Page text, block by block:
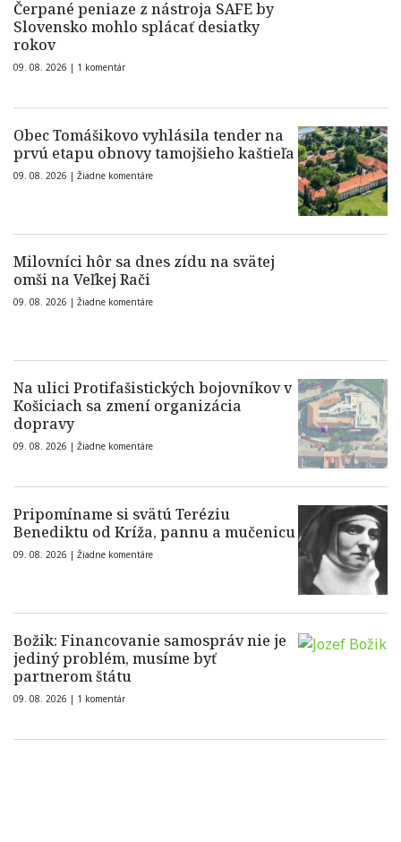
Čerpané peniaze z nástroja SAFE by
Slovensko mohlo splácať desiatky
rokov
09. 08. 2026 | 1 komentár
Obec Tomášikovo vyhlásila tender na
prvú etapu obnovy tamojšieho kaštieľa
09. 08. 2026 | Žiadne komentáre
Milovníci hôr sa dnes zídu na svätej
omši na Veľkej Rači
09. 08. 2026 | Žiadne komentáre
Na ulici Protifašistických bojovníkov v
Košiciach sa zmení organizácia
dopravy
09. 08. 2026 | Žiadne komentáre
Pripomíname si svätú Teréziu
Benediktu od Kríža, pannu a mučenicu
09. 08. 2026 | Žiadne komentáre
Božik: Financovanie samospráv nie je
jediný problém, musíme byť
partnerom štátu
09. 08. 2026 | 1 komentár